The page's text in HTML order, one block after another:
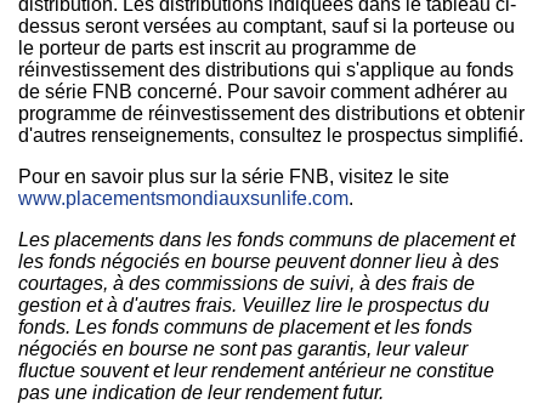
distribution. Les distributions indiquées dans le tableau ci-
dessus seront versées au comptant, sauf si la porteuse ou
le porteur de parts est inscrit au programme de
réinvestissement des distributions qui s'applique au fonds
de série FNB concerné. Pour savoir comment adhérer au
programme de réinvestissement des distributions et obtenir
d'autres renseignements, consultez le prospectus simplifié.
Pour en savoir plus sur la série FNB, visitez le site
www.placementsmondiauxsunlife.com.
Les placements dans les fonds communs de placement et
les fonds négociés en bourse peuvent donner lieu à des
courtages, à des commissions de suivi, à des frais de
gestion et à d'autres frais. Veuillez lire le prospectus du
fonds. Les fonds communs de placement et les fonds
négociés en bourse ne sont pas garantis, leur valeur
fluctue souvent et leur rendement antérieur ne constitue
pas une indication de leur rendement futur.